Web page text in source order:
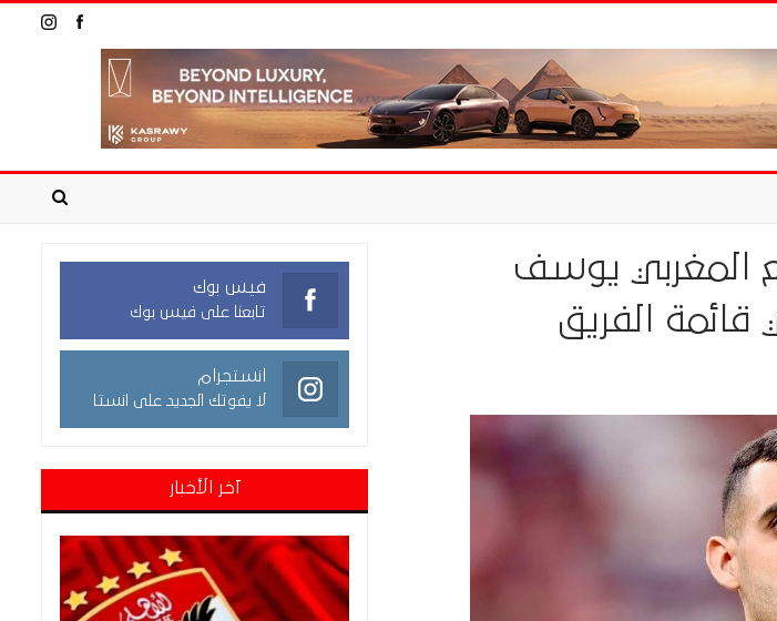
المغربي يوسف
قائمة الفريق
فيس بوك
تابعنا على فيس بوك
انستجرام
لا يفوتك الجديد على انستا
آخر الأخبار